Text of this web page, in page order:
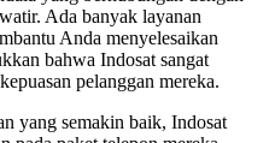
Ada banyak layanan
Anda menyelesaikan
bahwa Indosat sangat
pelanggan mereka.
yang semakin baik, Indosat